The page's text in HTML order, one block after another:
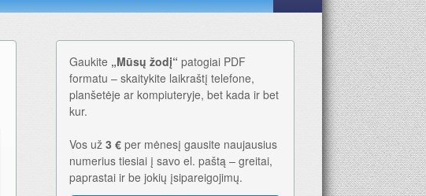
Gaukite „Mūsų žodį“ patogiai PDF
formatu – skaitykite laikraštį telefone,
planšetėje ar kompiuteryje, bet kada ir bet
kur.
Vos už 3 € per mėnesį gausite naujausius
numerius tiesiai į savo el. paštą – greitai,
paprastai ir be jokių įsipareigojimų.